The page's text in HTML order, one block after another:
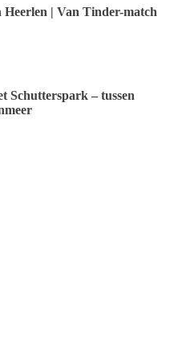
| Van Tinder-match
Schutterspark – tussen